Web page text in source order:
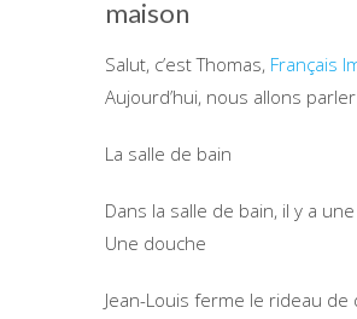
maison
Salut, c’est Thomas, Français
Aujourd’hui, nous allons
La salle de bain
Dans la salle de bain, il y a
Une douche
Jean-Louis ferme le rideau de